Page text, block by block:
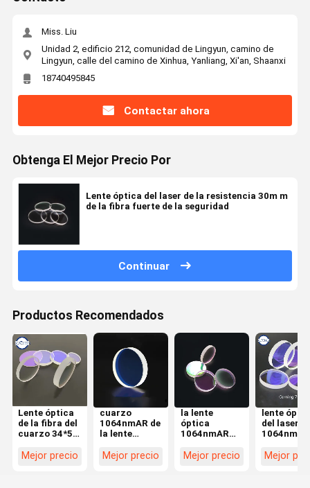
Miss. Liu
Unidad 2, edificio 212, comunidad de Lingyun, camino de
Lingyun, calle del camino de Xinhua, Yanliang, Xi'an, Shaanxi
18740495845
Contactar ahora
Obtenga El Mejor Precio Por
Lente óptica del laser de la resistencia 30m m
de la fibra fuerte de la seguridad
Continuar
Productos Recomendados
Lente óptica
de la fibra del
cuarzo 34*5
Windows de la
Mejor precio
cuarzo
1064nmAR de
la lente
del laser de
Mejor precio
la lente
óptica
1064nmAR
27.9*4.1m m
Mejor precio
lente
del laser
Corning
Mejor